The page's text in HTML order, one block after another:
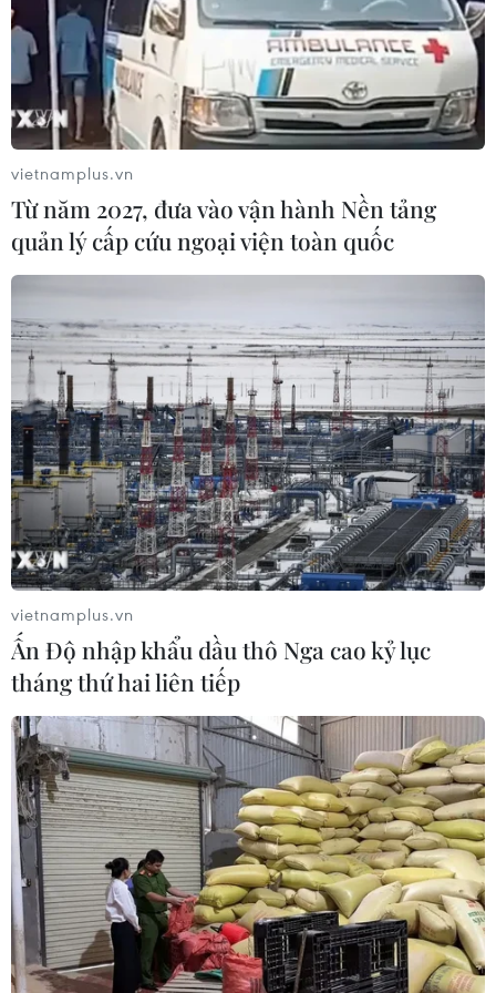
Động đất mạnh làm rung chuyển
nhiều khu vực tại Ai Cập
03/08/2026 03:11
90 người thiệt mạng trong khủng
hoảng di cư tại Ceuta
Giao tranh tại Sudan leo thang, hàng
chục dân thường thương vong
31/07/2026 11:24
WTO: Cơ hội lớn để châu Phi tham
gia sâu hơn vào chuỗi giá trị toàn cầu
Tổng thống Mỹ: Sự cố cháy tàu ở Ai
Cập có liên quan đến xung đột tại
Trung Đông
30/07/2026 07:38
Cháy lớn chưa rõ nguyên nhân tại
cảng Damietta của Ai Cập
30/07/2026 00:58
vietnamplus.vn
Từ năm 2027, đưa vào vận hành Nền tảng
quản lý cấp cứu ngoại viện toàn quốc
vietnamplus.vn
Ấn Độ nhập khẩu dầu thô Nga cao kỷ lục
tháng thứ hai liên tiếp